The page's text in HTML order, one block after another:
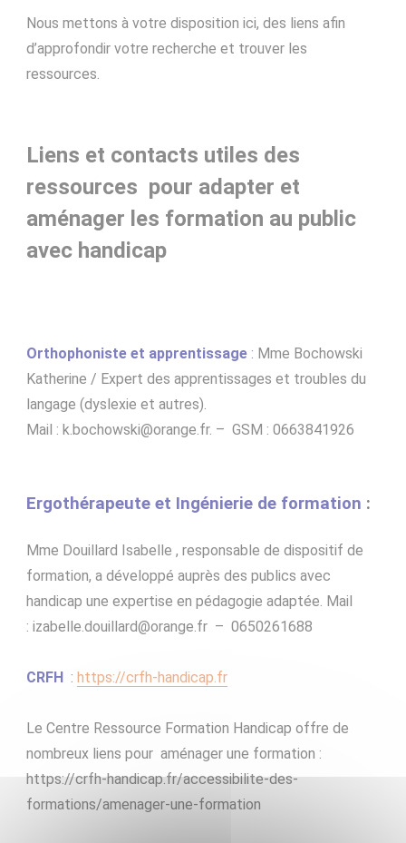
Nous mettons à votre disposition ici, des liens afin
d’approfondir votre recherche et trouver les
ressources.
Liens et contacts utiles des
ressources pour adapter et
aménager les formation au public
avec handicap
Orthophoniste et apprentissage : Mme Bochowski
Katherine / Expert des apprentissages et troubles du
langage (dyslexie et autres).
Mail : k.bochowski@orange.fr. – GSM : 0663841926
Ergothérapeute et Ingénierie de formation :
Mme Douillard Isabelle , responsable de dispositif de
formation, a développé auprès des publics avec
handicap une expertise en pédagogie adaptée. Mail
: izabelle.douillard@orange.fr – 0650261688
CRFH : https://crfh-handicap.fr
Le Centre Ressource Formation Handicap offre de
nombreux liens pour aménager une formation :
https://crfh-handicap.fr/accessibilite-des-
formations/amenager-une-formation